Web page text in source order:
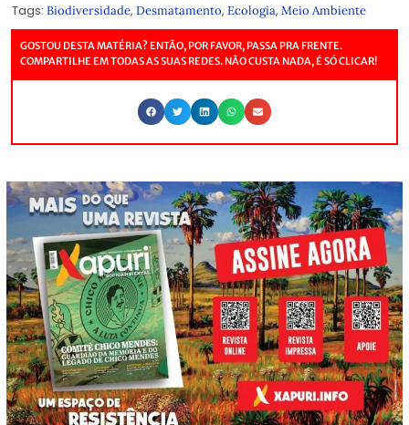
Tags: Biodiversidade, Desmatamento, Ecologia, Meio Ambiente
GOSTOU DESTA MATÉRIA? ENTÃO, POR FAVOR, PASSA PRA FRENTE.
COMPARTILHE EM TODAS AS SUAS REDES. NÃO CUSTA NADA, É SÓ CLICAR!